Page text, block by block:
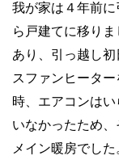
我が家は４年前
ら戸建てに移り
あり、引っ越し
スファンヒータ
時、エアコンは
いなかったため
メイン暖房でし